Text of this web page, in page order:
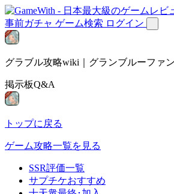
事前ガチャ ゲーム検索 ログイン
グラブル攻略wiki｜グランブルーファ
掲示板Q&A
トップに戻る
ゲーム攻略一覧を見る
SSR評価一覧
サプチケおすすめ